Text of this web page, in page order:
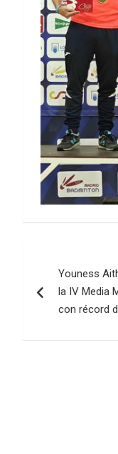
de
entradas
Youness
la IV Media
con récord